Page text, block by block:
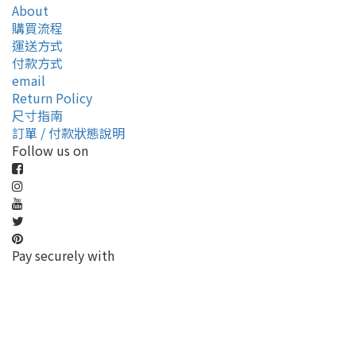
About
購買流程
運送方式
付款方式
email
Return Policy
尺寸指南
訂單 / 付款狀態說明
Follow us on
Pay securely with